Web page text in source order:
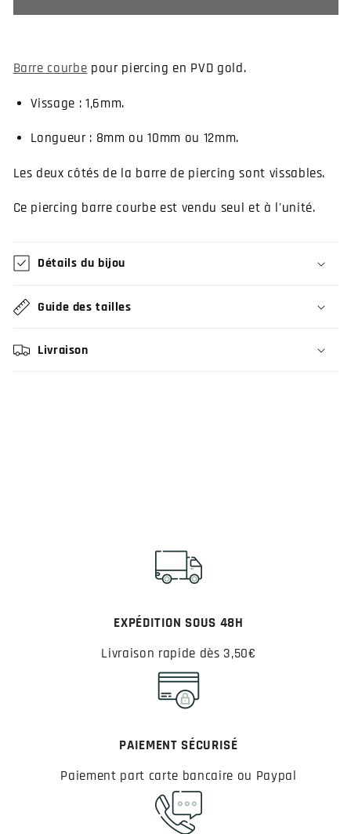
gold
gold
Barre courbepour piercing en PVD gold.
Vissage : 1,6mm.
Longueur : 8mm ou 10mm ou 12mm.
Les deux côtés de la barre de piercing sont vissables.
Ce piercing barre courbe est vendu seul et à l'unité.
Détails du bijou
Guide des tailles
Livraison
EXPÉDITION SOUS 48H
Livraison rapide dès 3,50€
PAIEMENT SÉCURISÉ
Paiement part carte bancaire ou Paypal